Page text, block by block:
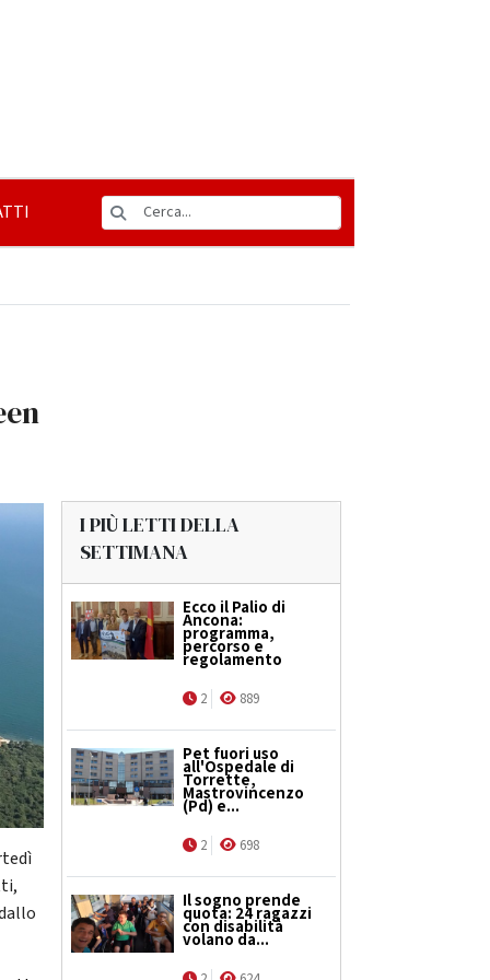
I PIÙ LETTI DELLA
SETTIMANA
Ecco il Palio di
Ancona:
programma,
percorso e
regolamento
2 889
Pet fuori uso
all'Ospedale di
Torrette,
Mastrovincenzo
(Pd) e...
2 698
Il sogno prende
quota: 24 ragazzi
con disabilità
volano da...